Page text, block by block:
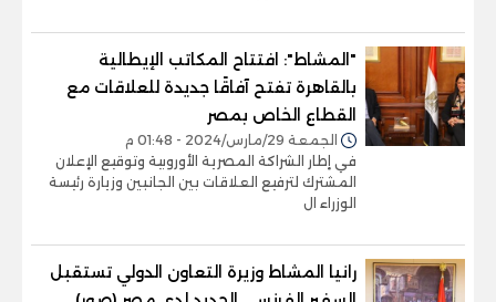
"المشاط": افتتاح المكاتب الإيطالية
بالقاهرة تفتح آفاقًا جديدة للعلاقات مع
القطاع الخاص بمصر
الجمعة 29/مارس/2024 - 01:48 م
في إطار الشراكة المصرية الأوروبية وتوقيع الإعلان
المشترك لترفيع العلاقات بين الجانبين وزيارة رئيسة
الوزراء ال
رانيا المشاط وزيرة التعاون الدولي تستقبل